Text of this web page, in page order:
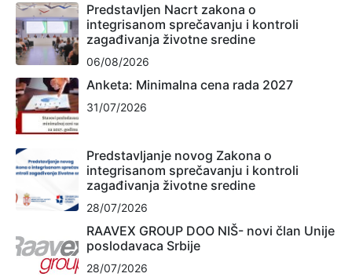
Predstavljen Nacrt zakona o
integrisanom sprečavanju i kontroli
zagađivanja životne sredine
06/08/2026
Anketa: Minimalna cena rada 2027
31/07/2026
Predstavljanje novog Zakona o
integrisanom sprečavanju i kontroli
zagađivanja životne sredine
28/07/2026
RAAVEX GROUP DOO NIŠ- novi član Unije
poslodavaca Srbije
28/07/2026